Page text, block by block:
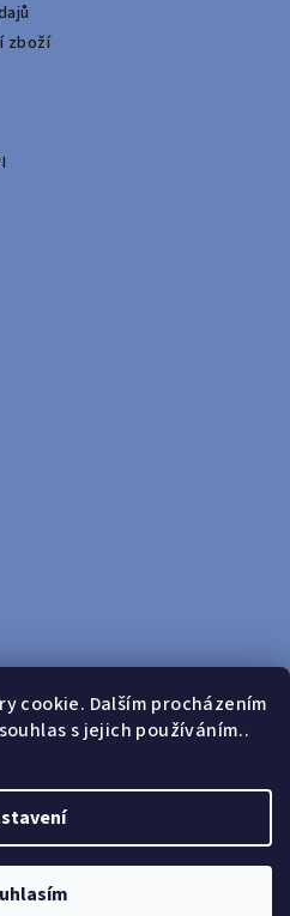
cookie. Dalším procházením
s jejich používáním..
zboží
od 599 Kč